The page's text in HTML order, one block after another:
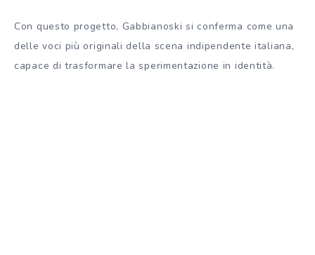
Con questo progetto, Gabbianoski si conferma come una
delle voci più originali della scena indipendente italiana,
capace di trasformare la sperimentazione in identità.